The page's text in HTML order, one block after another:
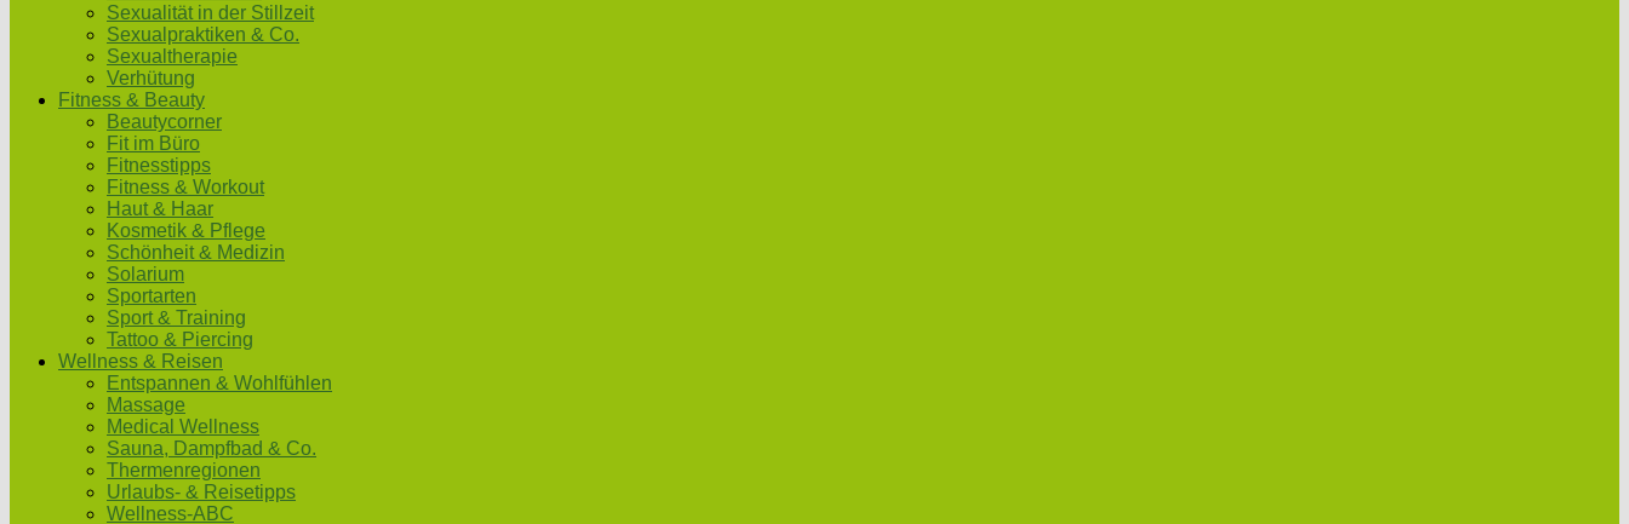
Sexualität in der Stillzeit
Sexualpraktiken & Co.
Sexualtherapie
Verhütung
Fitness & Beauty
Beautycorner
Fit im Büro
Fitnesstipps
Fitness & Workout
Haut & Haar
Kosmetik & Pflege
Schönheit & Medizin
Solarium
Sportarten
Sport & Training
Tattoo & Piercing
Wellness & Reisen
Entspannen & Wohlfühlen
Massage
Medical Wellness
Sauna, Dampfbad & Co.
Thermenregionen
Urlaubs- & Reisetipps
Wellness-ABC